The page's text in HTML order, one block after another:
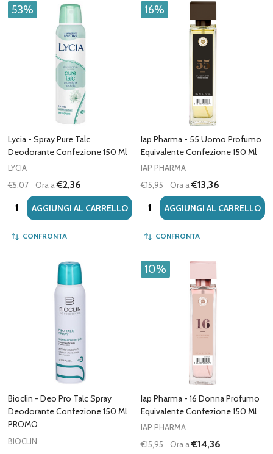
53%
Lycia - Spray Pure Talc
Deodorante Confezione 150 Ml
LYCIA
€5,07
Ora a€2,36
Quantità:AGGIUNGI AL CARRELLO
CONFRONTA
16%
Iap Pharma - 55 Uomo Profumo
Equivalente Confezione 150 Ml
IAP PHARMA
€15,95
Ora a€13,36
Quantità:AGGIUNGI AL CARRELLO
CONFRONTA
Bioclin - Deo Pro Talc Spray
Deodorante Confezione 150 Ml
PROMO
BIOCLIN
10%
Iap Pharma - 16 Donna Profumo
Equivalente Confezione 150 Ml
IAP PHARMA
€15,95
Ora a€14,36